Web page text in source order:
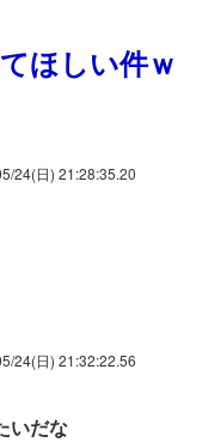
ほしい件ｗ
24(日) 21:28:35.20
24(日) 21:32:22.56
いだな